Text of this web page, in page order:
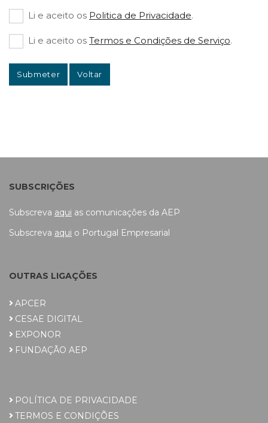
Li e aceito os Politica de Privacidade.
Li e aceito os Termos e Condições de Serviço.
Submeter Voltar
SUBSCRIÇÕES
Subscreva aqui as comunicações da AEP
Subscreva aqui o Portugal Empresarial
OUTRAS LIGAÇÕES
APCER
CESAE DIGITAL
EXPONOR
FUNDAÇÃO AEP
POLÍTICA DE PRIVACIDADE
TERMOS E CONDIÇÕES